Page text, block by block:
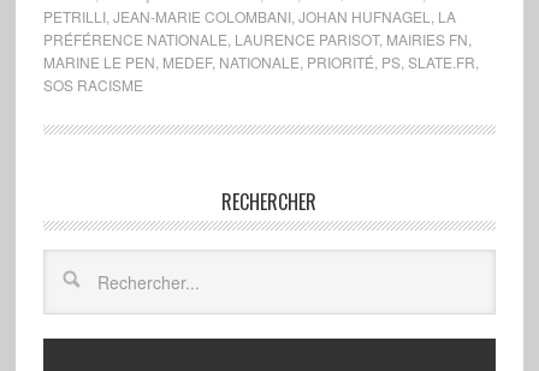
PETRILLI, JEAN-MARIE COLOMBANI, JOHAN HUFNAGEL
LA
PRÉFÉRENCE NATIONALE LAURENCE PARISOT, MAIRIES FN
MARINE LE PEN MEDEF, NATIONALE PRIORITÉ PS, SLATE.FR
SOS RACISME
RECHERCHER